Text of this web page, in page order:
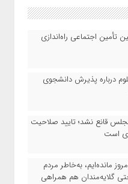
تأمین اجتماعی راه‌اندازی
درباره پذیرش دانشجوی
قانع نشد؛ تایید صلاحیت
است
مانده‌ایم، به‌خاطر مردم
گلایه‌مندان هم همراهی